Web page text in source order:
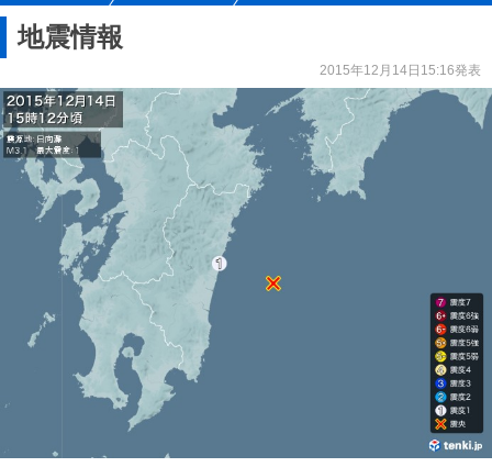
地震情報
2015年12月14日15:16発表